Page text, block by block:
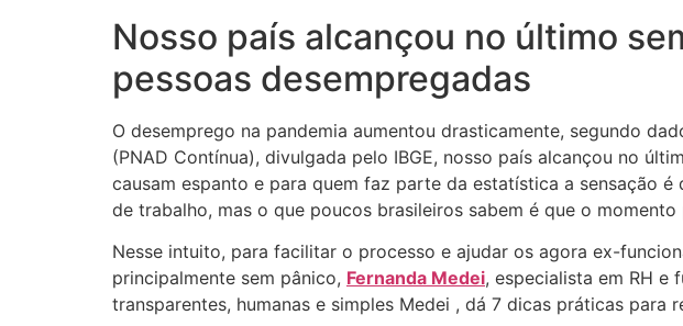
Nosso país alcançou no último
pessoas desempregadas
O desemprego na pandemia aumentou drasticamente, segundo
(PNAD Contínua), divulgada pelo IBGE, nosso país alcançou no
causam espanto e para quem faz parte da estatística a sensação
de trabalho, mas o que poucos brasileiros sabem é que o
Nesse intuito, para facilitar o processo e ajudar os agora ex-
principalmente sem pânico, Fernanda Medei, especialista em RH e
transparentes, humanas e simples Medei , dá 7 dicas práticas